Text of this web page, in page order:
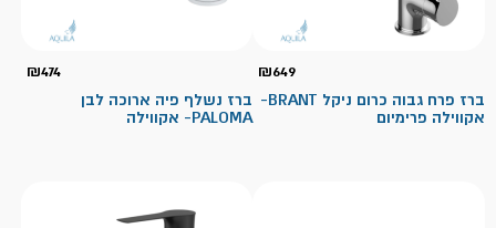
₪649
ברז פרח גבוה כרום ניקל BRANT-
אקווילה פרימיום
₪474
ברז נשלף פיה ארוכה לבן
PALOMA- אקווילה